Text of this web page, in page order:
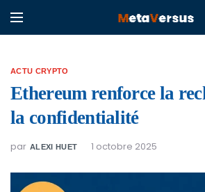
ACTU CRYPTO
Ethereum renforce la
la confidentialité
par ALEXI HUET 1 octobre 2025